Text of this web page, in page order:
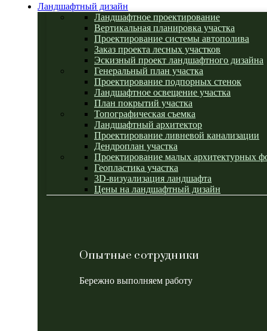
Ландшафтный дизайн
Ландшафтное проектирование
Вертикальная планировка участка
Проектирование системы автополива
Заказ проекта лесных участков
Эскизный проект ландшафтного дизайна
Генеральный план участка
Проектирование подпорных стенок
Ландшафтное освещение участка
План покрытий участка
Топографическая съемка
Ландшафтный архитектор
Проектирование ливневой канализации
Дендроплан участка
Проектирование малых архитектурных
Геопластика участка
3D-визуализация ландшафта
Цены на ландшафтный дизайн
Опытные сотрудники
Бережно выполняем работу